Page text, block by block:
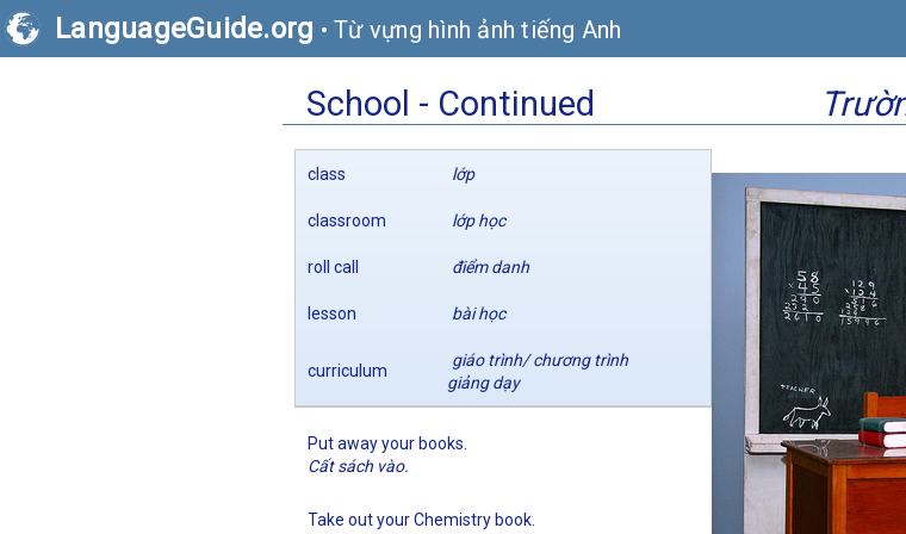
LanguageGuide.org • Từ vựng hình ảnh tiếng Anh
School - Continued
class lớp
classroom lớp học
roll call điểm danh
lesson bài học
curriculum
giáo trình/ chương trình
giảng dạy
Put away your books.
Cất sách vào.
Take out your Chemistry book.